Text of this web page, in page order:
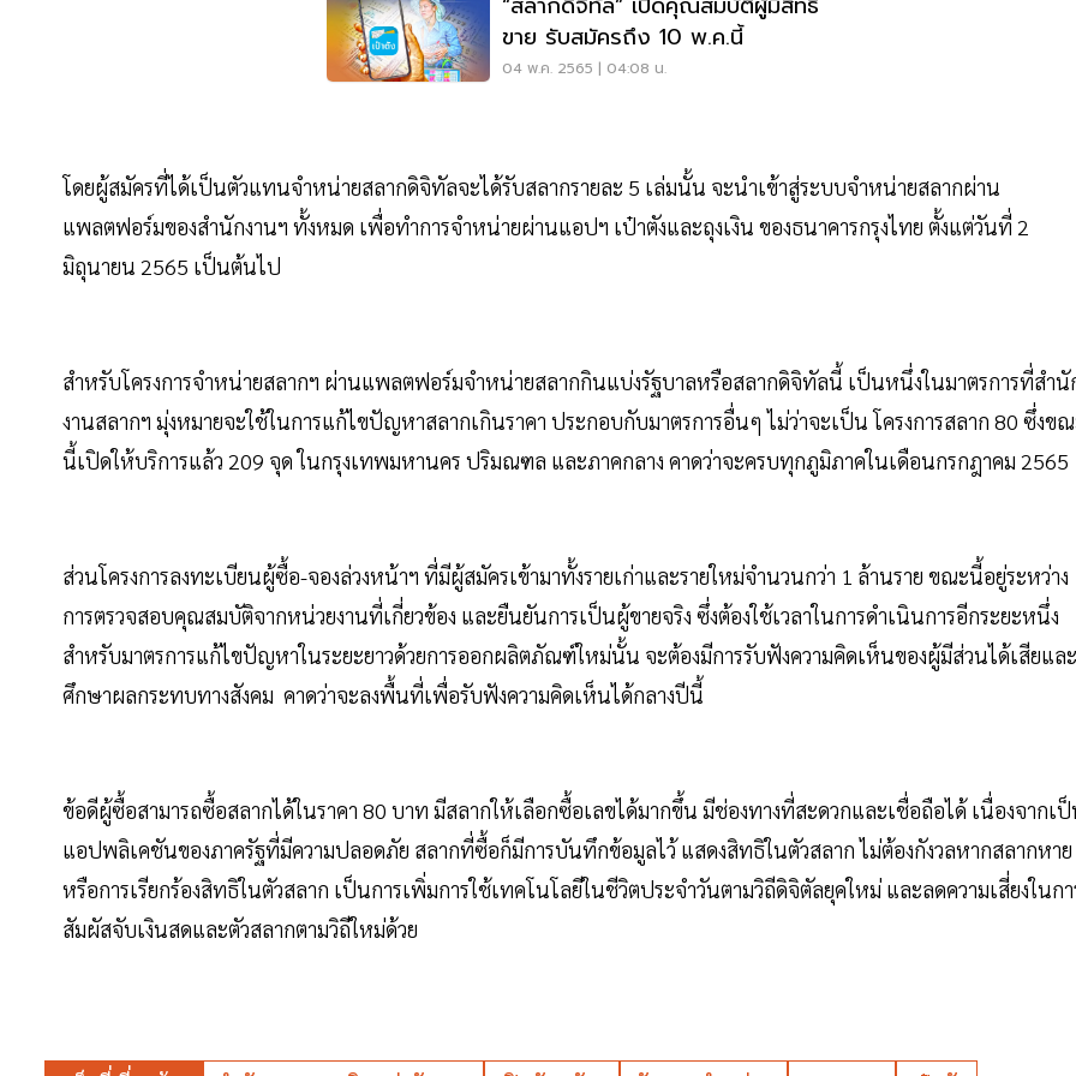
ขาย รับสมัครถึง 10 พ.ค.นี้
04 พ.ค. 2565 | 04:08 น.
โดยผู้สมัครที่ได้เป็นตัวแทนจำหน่ายสลากดิจิทัลจะได้รับสลากรายละ 5 เล่มนั้น จะนำเข้าสู่ระบบจําหน่ายสลากผ่าน
แพลตฟอร์มของสำนักงานฯ ทั้งหมด เพื่อทำการจำหน่ายผ่านแอปฯ เป๋าตังและถุงเงิน ของธนาคารกรุงไทย ตั้งแต่วันที่ 2
มิถุนายน 2565 เป็นต้นไป
สำหรับโครงการจำหน่ายสลากฯ ผ่านแพลตฟอร์มจำหน่ายสลากกินแบ่งรัฐบาลหรือสลากดิจิทัลนี้ เป็นหนึ่งในมาตรการที่สำนั
งานสลากฯ มุ่งหมายจะใช้ในการแก้ไขปัญหาสลากเกินราคา ประกอบกับมาตรการอื่นๆ ไม่ว่าจะเป็น โครงการสลาก 80 ซึ่งข
นี้เปิดให้บริการแล้ว 209 จุด ในกรุงเทพมหานคร ปริมณฑล และภาคกลาง คาดว่าจะครบทุกภูมิภาคในเดือนกรกฎาคม 2565
ส่วนโครงการลงทะเบียนผู้ซื้อ-จองล่วงหน้าฯ ที่มีผู้สมัครเข้ามาทั้งรายเก่าและรายใหม่จำนวนกว่า 1 ล้านราย ขณะนี้อยู่ระหว่าง
การตรวจสอบคุณสมบัติจากหน่วยงานที่เกี่ยวข้อง และยืนยันการเป็นผู้ขายจริง ซึ่งต้องใช้เวลาในการดำเนินการอีกระยะหนึ่ง
สำหรับมาตรการแก้ไขปัญหาในระยะยาวด้วยการออกผลิตภัณฑ์ใหม่นั้น จะต้องมีการรับฟังความคิดเห็นของผู้มีส่วนได้เสียและ
ศึกษาผลกระทบทางสังคม คาดว่าจะลงพื้นที่เพื่อรับฟังความคิดเห็นได้กลางปีนี้
ข้อดีผู้ซื้อสามารถซื้อสลากได้ในราคา 80 บาท มีสลากให้เลือกซื้อเลขได้มากขึ้น มีช่องทางที่สะดวกและเชื่อถือได้ เนื่องจากเ
แอปพลิเคชันของภาครัฐที่มีความปลอดภัย สลากที่ซื้อก็มีการบันทึกข้อมูลไว้ แสดงสิทธิในตัวสลาก ไม่ต้องกังวลหากสลากหาย
หรือการเรียกร้องสิทธิในตัวสลาก เป็นการเพิ่มการใช้เทคโนโลยีในชีวิตประจำวันตามวิถีดิจิตัลยุคใหม่ และลดความเสี่ยงในก
สัมผัสจับเงินสดและตัวสลากตามวิถีใหม่ด้วย